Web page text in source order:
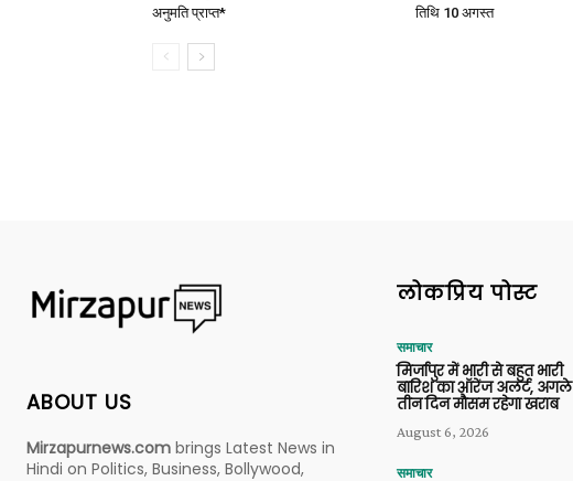
अनुमति प्राप्त*
तिथि 10 अगस्त
ABOUT US
Mirzapurnews.com brings Latest News in
Hindi on Politics, Business, Bollywood,
लोकप्रिय पोस्ट
समाचार
मिर्जापुर में भारी से बहुत भारी
बारिश का ऑरेंज अलर्ट, अगले
तीन दिन मौसम रहेगा खराब
August 6, 2026
समाचार